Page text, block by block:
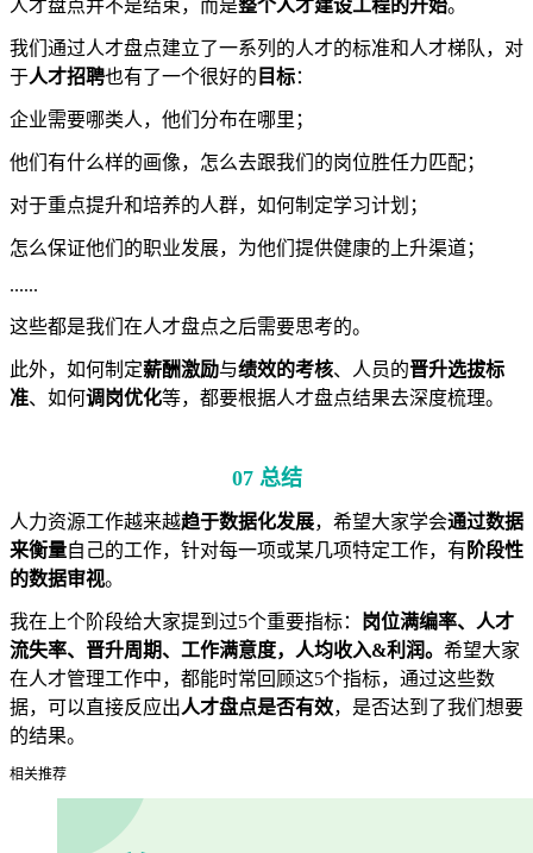
人才盘点并不是结束，而是整个人才建设工程的开始。
我们通过人才盘点建立了一系列的人才的标准和人才梯队，对
于人才招聘也有了一个很好的 目标：
企业需要哪类人，他们分布在哪里；
他们有什么样的画像，怎么去跟我们的岗位胜任力匹配；
对于重点提升和培养的人群，如何制定学习计划；
怎么保证他们的职业发展，为他们提供健康的上升渠道；
......
这些都是我们在人才盘点之后需要思考的。
此外，如何制定薪酬激励与绩效的考核、人员的晋升选拔标
准、如何调岗优化等，都要根据人才盘点结果去深度梳理。
07 总结
人力资源工作越来越趋于数据化发展，希望大家学会通过数据
来衡量自己的工作，针对每一项或某几项特定工作，有 阶段性
的数据审视。
我在上个阶段给大家提到过5个重要指标：
岗位满编率、人才
流失率、晋升周期、工作满意度，人均收入&利润。 希望大家
在人才管理工作中，都能时常回顾这5个指标，通过这些数
据，可以直接反应出人才盘点是否有效，是否达到了我们想要
的结果。
相关推荐